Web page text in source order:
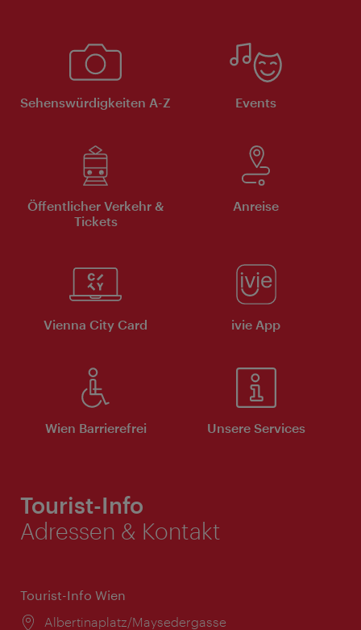
Sehenswürdigkeiten A-Z Events
Öffentlicher Verkehr &
Tickets
Anreise
Vienna City Card ivie App
Wien Barrierefrei Unsere Services
Tourist-Info
Adressen & Kontakt
Tourist-Info Wien
Ort:
Albertinaplatz/Maysedergasse